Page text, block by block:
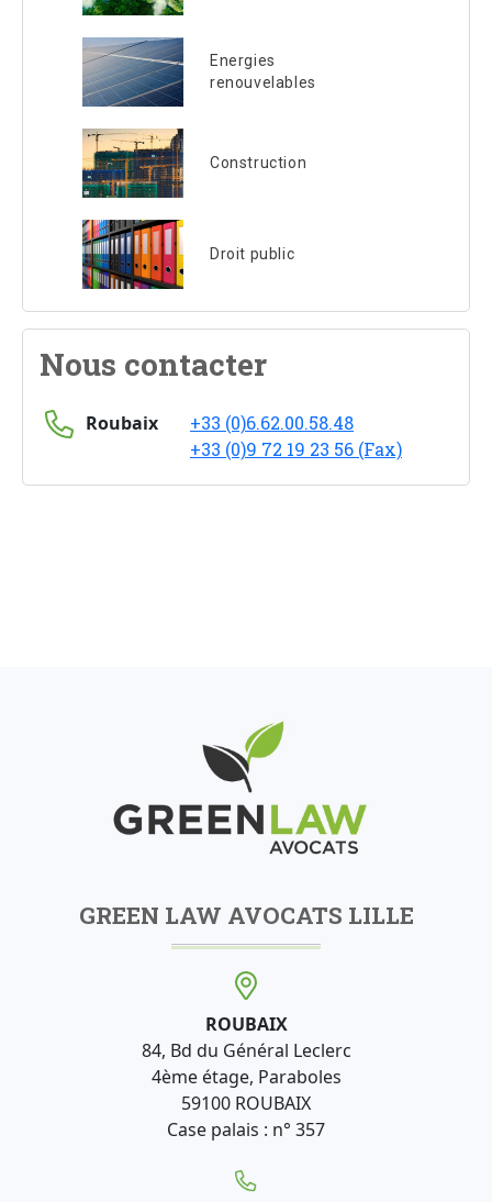
Energies
renouvelables
Construction
Droit public
Nous contacter
Roubaix
+33 (0)6.62.00.58.48
+33 (0)9 72 19 23 56 (Fax)
GREEN LAW AVOCATS LILLE
ROUBAIX
84, Bd du Général Leclerc
4ème étage, Paraboles
59100 ROUBAIX
Case palais : n° 357